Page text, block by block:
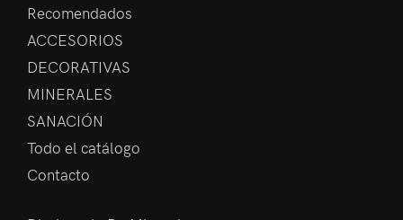
Recomendados
ACCESORIOS
DECORATIVAS
MINERALES
SANACIÓN
Todo el catálogo
Contacto